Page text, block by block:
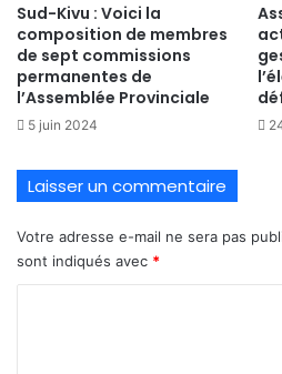
Sud-Kivu : Voici la
composition de membres
de sept commissions
permanentes de
l’Assemblée Provinciale
5 juin 2024
Laisser un commentaire
Votre adresse e-mail ne sera pas
sont indiqués avec *